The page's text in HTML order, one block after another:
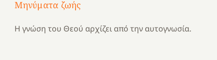
Μηνύματα ζωής
Η γνώση του Θεού αρχίζει από την αυτογνωσία.